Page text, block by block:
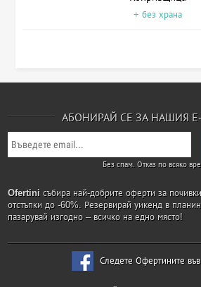
+ без храна
АБОНИРАЙ СЕ ЗА НАШИЯ
Без спам. Отказ по всяко
Ofertini събира най-добрите оферти за
отстъпки до -60%. Резервирай уикенд в
пазарувай изгодно – всичко на едно място!
Следете Офертините